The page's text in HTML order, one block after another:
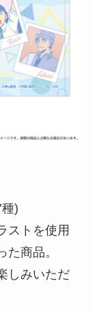
)
ストを使用
商品。
しみいただ